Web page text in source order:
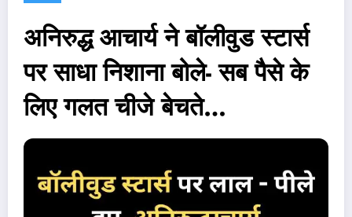
अनिरुद्ध आचार्य ने बॉलीवुड स्टार्स
पर साधा निशाना बोले- सब पैसे के
लिए गलत चीजे बेचते…